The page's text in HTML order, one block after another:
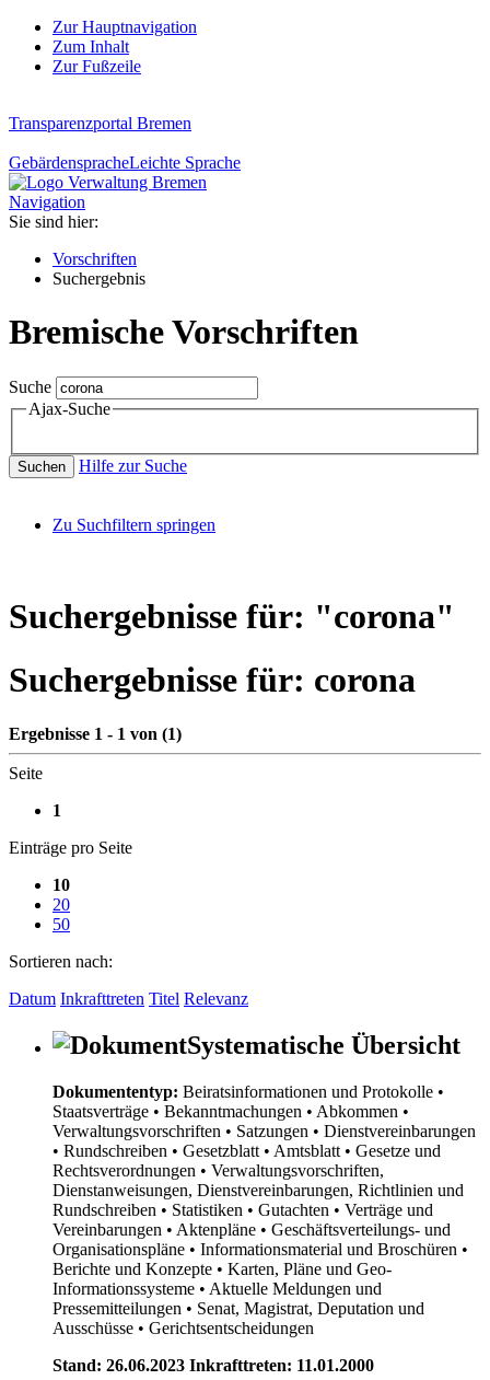
Zur Hauptnavigation
Zum Inhalt
Zur Fußzeile
Transparenzportal Bremen
GebärdenspracheLeichte Sprache
Navigation
Sie sind hier:
Vorschriften
Suchergebnis
Bremische Vorschriften
Suche
Ajax-Suche
Suchen Hilfe zur Suche
Zu Suchfiltern springen
Suchergebnisse für: "corona"
Suchergebnisse für: corona
Ergebnisse 1 - 1 von (1)
Seite
1
Einträge pro Seite
10
20
50
Sortieren nach:
Datum Inkrafttreten Titel Relevanz
Systematische Übersicht
Dokumententyp: Beiratsinformationen und Protokolle •
Staatsverträge • Bekanntmachungen • Abkommen •
Verwaltungsvorschriften • Satzungen • Dienstvereinbarungen
• Rundschreiben • Gesetzblatt • Amtsblatt • Gesetze und
Rechtsverordnungen • Verwaltungsvorschriften,
Dienstanweisungen, Dienstvereinbarungen, Richtlinien und
Rundschreiben • Statistiken • Gutachten • Verträge und
Vereinbarungen • Aktenpläne • Geschäftsverteilungs- und
Organisationspläne • Informationsmaterial und Broschüren •
Berichte und Konzepte • Karten, Pläne und Geo-
Informationssysteme • Aktuelle Meldungen und
Pressemitteilungen • Senat, Magistrat, Deputation und
Ausschüsse • Gerichtsentscheidungen
Stand: 26.06.2023 Inkrafttreten: 11.01.2000